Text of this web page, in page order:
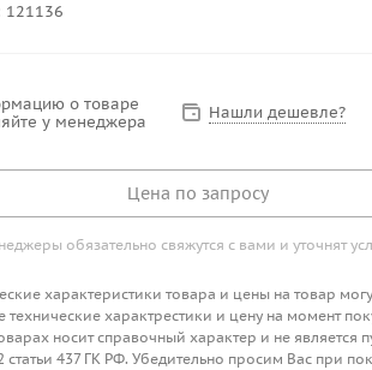
121136
о товаре
у менеджера
Нашли дешевле?
Цена по запросу
обязательно свяжутся с вами и уточнят
характеристики товара и цены на товар
технические характрестики и цену на момент
носит справочный характер и не является
статьи 437 ГК РФ. Убедительно просим Вас при